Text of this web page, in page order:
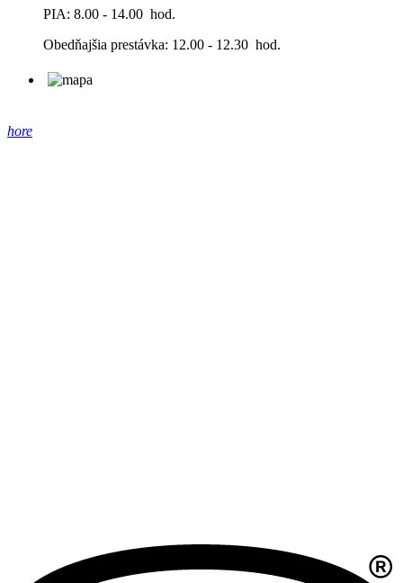
PIA: 8.00 - 14.00 hod.
Obedňajšia prestávka: 12.00 - 12.30 hod.
hore